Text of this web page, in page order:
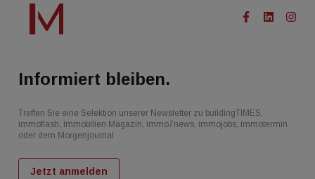
Informiert bleiben.
Treffen Sie eine Selektion unserer Newsletter zu buildingTIMES,
immoflash, Immobilien Magazin, immo7news, immojobs, immotermin
oder dem Morgenjournal
Jetzt anmelden